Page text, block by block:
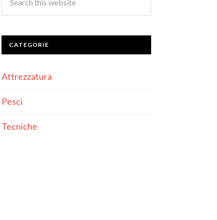
CATEGORIE
Attrezzatura
Pesci
Tecniche